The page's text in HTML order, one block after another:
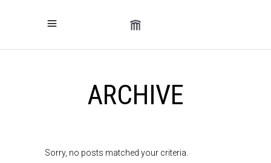
ARCHIVE
Sorry, no posts matched your criteria.